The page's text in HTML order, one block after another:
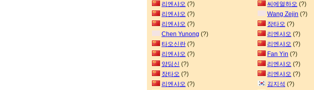
리엔샤오 (?) 씨에얼하오 (?)
리엔샤오 (?) Wang Zejin (?)
리엔샤오 (?) 장타오 (?)
Chen Yunong (?) 리엔샤오 (?)
타오신란 (?) 리엔샤오 (?)
리엔샤오 (?) Fan Yin (?)
양딩신 (?) 리엔샤오 (?)
장타오 (?) 리엔샤오 (?)
리엔샤오 (?) 김지석 (?)